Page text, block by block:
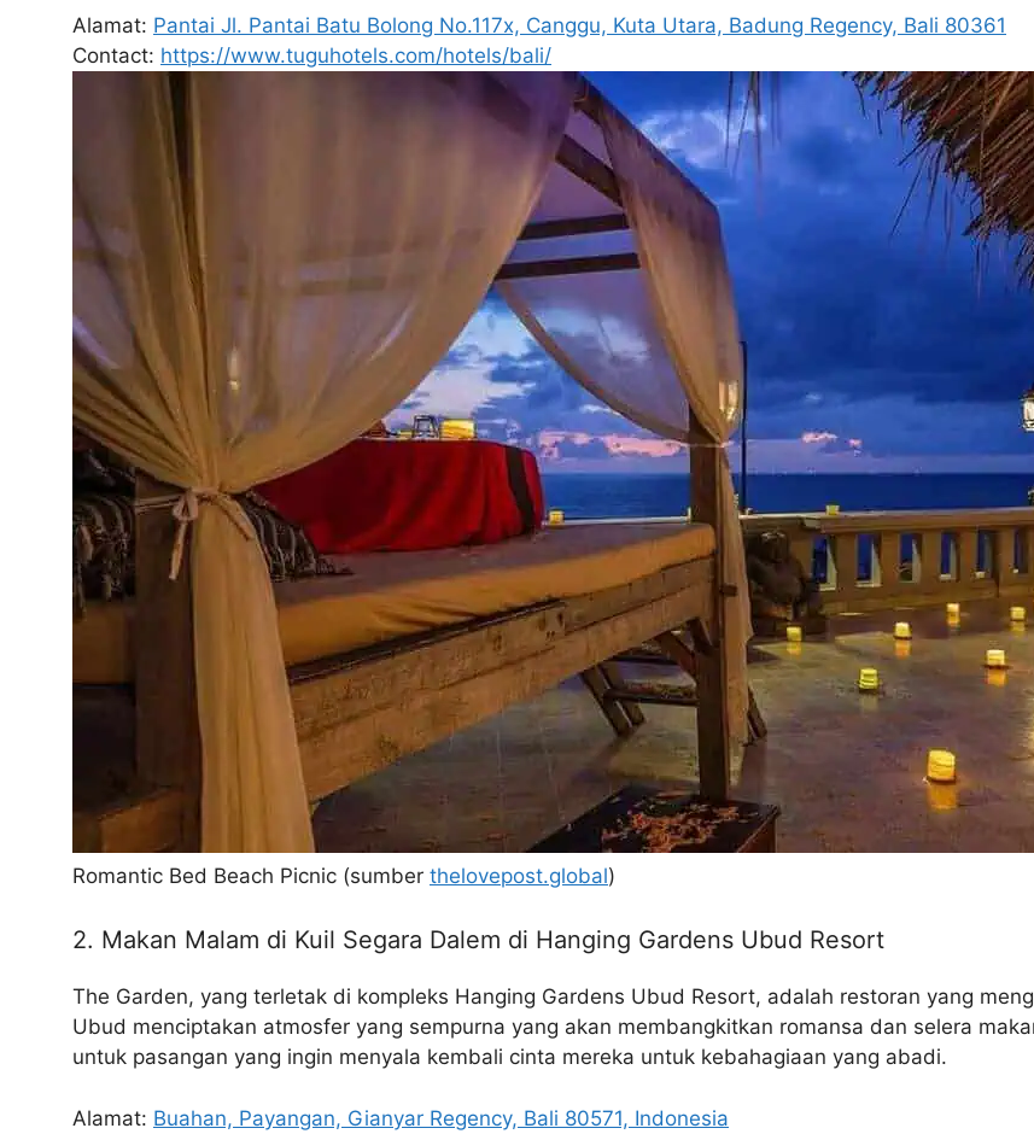
Alamat: Pantai Jl. Pantai Batu Bolong No.117x, Canggu, Kuta Utara, Badung Regency, Bali 80361
Contact: https://www.tuguhotels.com/hotels/bali/
Romantic Bed Beach Picnic (sumber thelovepost.global)
2. Makan Malam di Kuil Segara Dalem di Hanging Gardens Ubud Resort
The Garden, yang terletak di kompleks Hanging Gardens Ubud Resort, adalah restoran yang
Ubud menciptakan atmosfer yang sempurna yang akan membangkitkan romansa dan selera
untuk pasangan yang ingin menyala kembali cinta mereka untuk kebahagiaan yang abadi.
Alamat: Buahan, Payangan, Gianyar Regency, Bali 80571, Indonesia